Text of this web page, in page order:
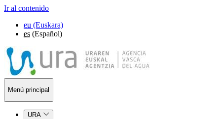
Ir al contenido
eu (Euskara)
es (Español)
Menú principal
URA